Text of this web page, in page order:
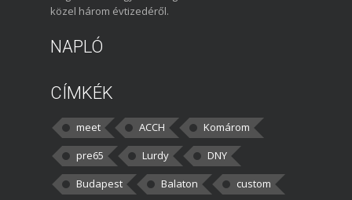
közel három évtizedéről.
NAPLÓ
CÍMKÉK
meet ACCH
Komárom
pre65
Lurdy
DNY
Budapest
Balaton
custom